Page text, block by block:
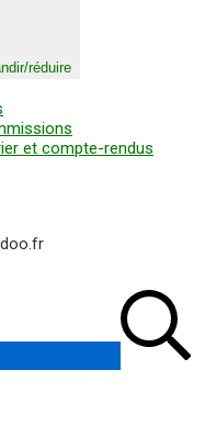
réduire
et compte-rendus